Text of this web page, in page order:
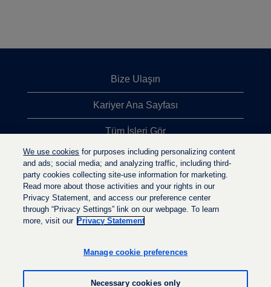
Bize Ulaşın
Kariyer Ana Sayfası
Tüm İşleri Gör
En Çok Aranan İşler
Gizlilik İlkesi
n
s
e
n
s
We use cookies for purposes including personalizing content
and ads; social media; and analyzing traffic, including third-
party cookies collecting site-use information for marketing.
Read more about those activities and your rights in our
Privacy Statement, and access our preference center
through “Privacy Settings” link on our webpage. To learn
more, visit our Privacy Statement
Manage cookie preferences
Necessary cookies only